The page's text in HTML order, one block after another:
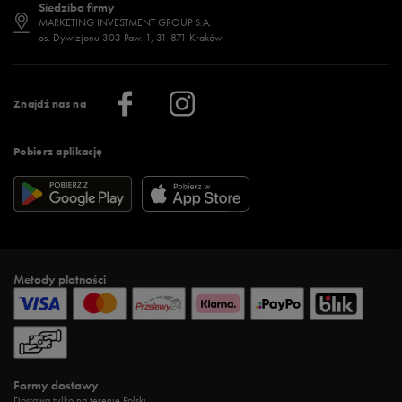
Znajdź nas na
Pobierz aplikację
Regulamin sklepu 50 style
Regulamin aplikacji 50 style
Więcej regulaminów >
Jak wybrać buty na zimę?
Więcej >
Stylizacje damskie
Sklepy stacjonarne
Klub 50 style
Praca
Informacje o firmie
Siedziba firmy
MARKETING INVESTMENT GROUP S.A.
os. Dywizjonu 303 Paw. 1, 31-871 Kraków
Metody płatności
Formy dostawy